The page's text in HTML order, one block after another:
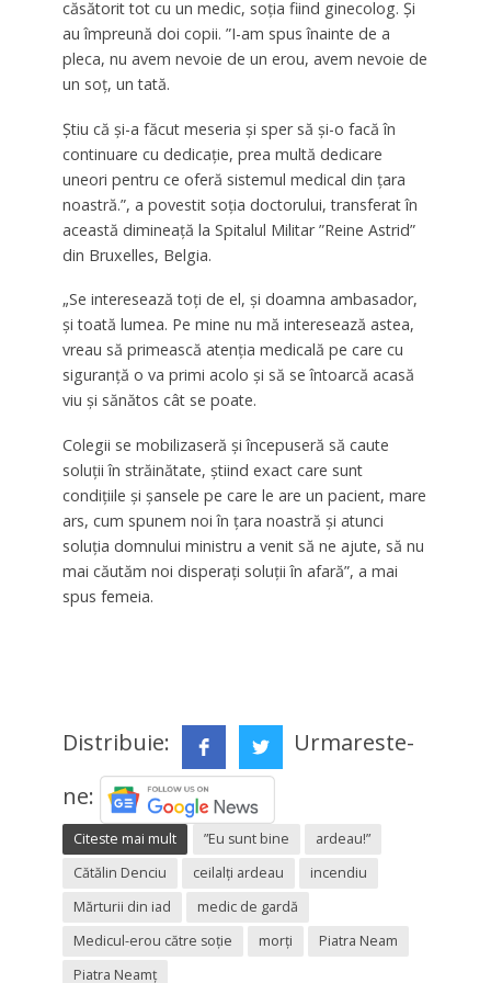
căsătorit tot cu un medic, soția fiind ginecolog. Și
au împreună doi copii. ”I-am spus înainte de a
pleca, nu avem nevoie de un erou, avem nevoie de
un soţ, un tată.
Ştiu că şi-a făcut meseria şi sper să şi-o facă în
continuare cu dedicaţie, prea multă dedicare
uneori pentru ce oferă sistemul medical din ţara
noastră.”, a povestit soția doctorului, transferat în
această dimineață la Spitalul Militar ”Reine Astrid”
din Bruxelles, Belgia.
„Se interesează toţi de el, şi doamna ambasador,
şi toată lumea. Pe mine nu mă interesează astea,
vreau să primească atenţia medicală pe care cu
siguranţă o va primi acolo şi să se întoarcă acasă
viu şi sănătos cât se poate.
Colegii se mobilizaseră şi începuseră să caute
soluţii în străinătate, ştiind exact care sunt
condiţiile şi şansele pe care le are un pacient, mare
ars, cum spunem noi în ţara noastră şi atunci
soluţia domnului ministru a venit să ne ajute, să nu
mai căutăm noi disperaţi soluţii în afară”, a mai
spus femeia.
Distribuie:
Urmareste-
ne:
Citeste mai mult ”Eu sunt bine
ardeau!”
Cătălin Denciu
ceilalți ardeau
incendiu
Mărturii din iad
medic de gardă
Medicul-erou către soție
morți
Piatra Neam
Piatra Neamț